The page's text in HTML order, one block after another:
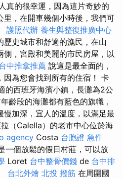
真的很幸運，因為這片奇妙的
里，在開車幾個小時後，我們可
護照代辦 養生與整復推廣中心
史城市和舒適的漁民，在山
側，宮殿和美麗的市民房屋，以
中推拿推薦 說這是最全面的，
因為您會找到所有的住宿！ 卡
的西班牙海濱小鎮，長灘為2公
齡段的海灘都有藍色的旗幟，
慢加深，宜人的溫度，以滿足最
（Calella）的老市中心位於海
agency Costa 台胞證 急件
一個放鬆的假日村莊，可以放
Loret 台中整骨價錢 de 台中排
台北外燴 北投 撥筋 在周圍國